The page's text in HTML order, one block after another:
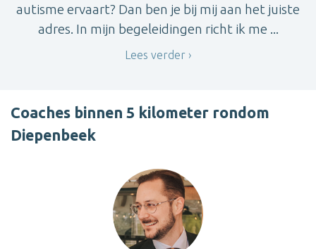
autisme ervaart? Dan ben je bij mij aan het juiste
adres. In mijn begeleidingen richt ik me ...
Lees verder
Coaches binnen 5 kilometer rondom
Diepenbeek